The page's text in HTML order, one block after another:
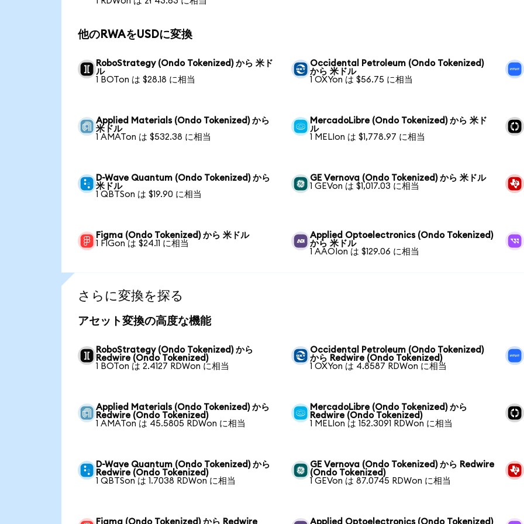
他のRWAをUSDに変換
RoboStrategy (Ondo Tokenized) から 米ド
ル
1 BOTon は $28.18 に相当
Occidental Petroleum (Ondo Tokenized)
から 米ドル
1 OXYon は $56.75 に相当
Applied Materials (Ondo Tokenized) から
米ドル
1 AMATon は $532.38 に相当
MercadoLibre (Ondo Tokenized) から 米ド
ル
1 MELIon は $1,778.97 に相当
D-Wave Quantum (Ondo Tokenized) から
米ドル
1 QBTSon は $19.90 に相当
GE Vernova (Ondo Tokenized) から 米ドル
1 GEVon は $1,017.03 に相当
Figma (Ondo Tokenized) から 米ドル
1 FIGon は $24.11 に相当
Applied Optoelectronics (Ondo Tokenized)
から 米ドル
1 AAOIon は $129.06 に相当
さらに変換を探る
アセット変換の高度な機能
RoboStrategy (Ondo Tokenized) から
Redwire (Ondo Tokenized)
1 BOTon は 2.4127 RDWon に相当
Occidental Petroleum (Ondo Tokenized)
から Redwire (Ondo Tokenized)
1 OXYon は 4.8587 RDWon に相当
Applied Materials (Ondo Tokenized) から
Redwire (Ondo Tokenized)
1 AMATon は 45.5805 RDWon に相当
MercadoLibre (Ondo Tokenized) から
Redwire (Ondo Tokenized)
1 MELIon は 152.3091 RDWon に相当
D-Wave Quantum (Ondo Tokenized) から
Redwire (Ondo Tokenized)
1 QBTSon は 1.7038 RDWon に相当
GE Vernova (Ondo Tokenized) から Redwire
(Ondo Tokenized)
1 GEVon は 87.0745 RDWon に相当
Figma (Ondo Tokenized) から Redwire Applied Optoelectronics (Ondo Tokenized)